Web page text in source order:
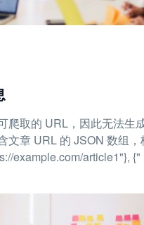
爬取的 URL，因此无法生
文章 URL 的 JSON 数组，
example.com/article1"}, {"